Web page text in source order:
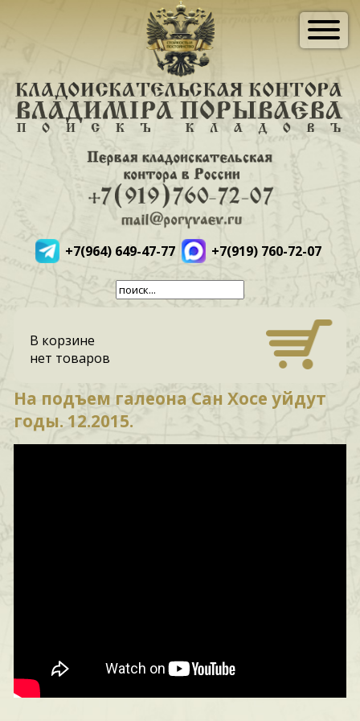
+7(964) 649-47-77 +7(919) 760-72-07
В корзине
нет товаров
На подъем галеона Сан Хосе уйдут
годы. 12.2015.